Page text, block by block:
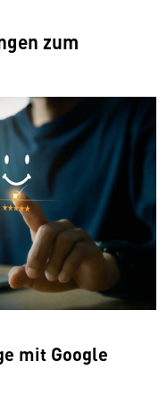
zum
mit Google